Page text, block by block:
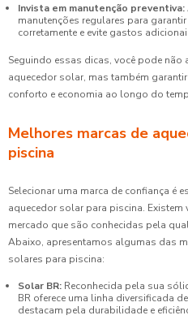
Invista em manutenção preventiva:
manutenções regulares para
corretamente e evite gastos
Seguindo essas dicas, você pode
aquecedor solar, mas também
conforto e economia ao longo do
Melhores marcas de
piscina
Selecionar uma marca de confiança é
aquecedor solar para piscina.
mercado que são conhecidas pela
Abaixo, apresentamos algumas das
solares para piscina:
Solar BR: Reconhecida pela sua
BR oferece uma linha diversificada
destacam pela durabilidade e